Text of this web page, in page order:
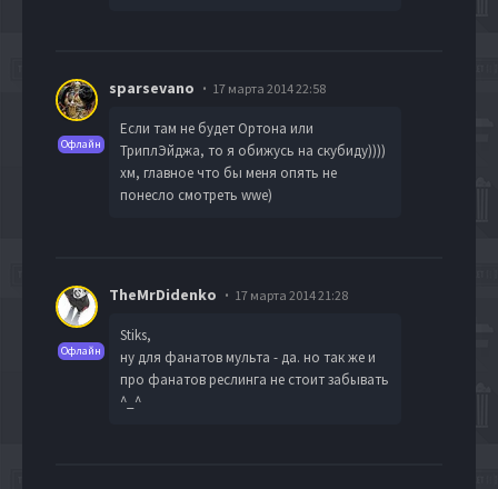
Офлайн
sparsevano 17 марта 2014 22:58
Если там не будет Ортона или
ТриплЭйджа, то я обижусь на скубиду))))
хм, главное что бы меня опять не
понесло смотреть wwe)
Офлайн
TheMrDidenko 17 марта 2014 21:28
Stiks,
ну для фанатов мульта - да. но так же и
про фанатов реслинга не стоит забывать
^_^